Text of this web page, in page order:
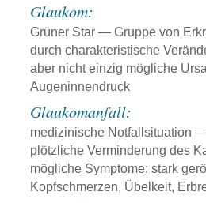
Glaukom:
Grüner Star — Gruppe von
durch charakteristische
aber nicht einzig mögliche
Augeninnendruck
Glaukomanfall:
medizinische Notfallsituation
plötzliche Verminderung des
mögliche Symptome: stark
Kopfschmerzen, Übelkeit,